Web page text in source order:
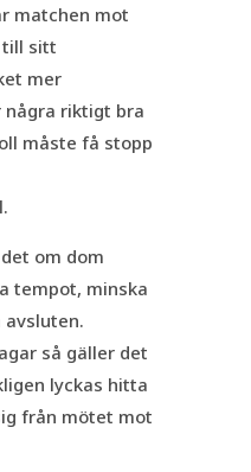
matchen mot
till sitt
mer
några riktigt bra
måste få stopp
om dom
tempot, minska
så gäller det
lyckas hitta
från mötet mot